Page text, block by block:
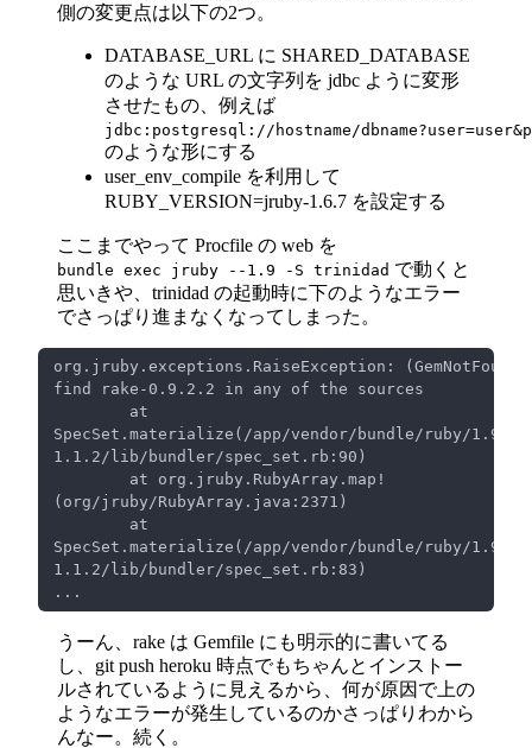
側の変更点は以下の2つ。
DATABASE URL に SHARED DATABASE
のような URL の文字列を jdbc ように変形
させたもの、例えば
jdbc:postgresql://hostname/
のような形にする
user_ env compile を利用して
RUBY_VERSION=jruby-1.6.7 を設定する
ここまでやって Procfile の web を
bundle exec jruby --1.9 -S trinidad で動くと
思いきや、trinidad の起動時に下のようなエラー
でさっぱり進まなくなってしまった。
org.jruby.exceptions.RaiseException:
SpecSet.materialize(/app/vendor/bundle/ruby/1.9.1/
SpecSet.materialize(/app/vendor/bundle/ruby/1.9.1/
うーん、rake は Gemfile にも明示的に書いてる
し、git push heroku 時点でもちゃんとインストー
ルされているように見えるから、何が原因で上の
ようなエラーが発生しているのかさっぱりわから
んなー。続く。